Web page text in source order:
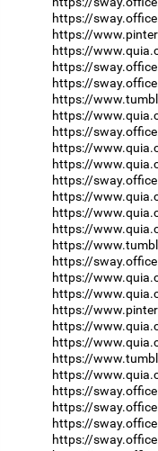
https://
https://
https://
https://
https://
https://
https://
https://
https://
https://
https://
https://
https://
https://
https://
https://
https://
https://
https://
https://
https://
https://
https://
https://
https://
https://
https://